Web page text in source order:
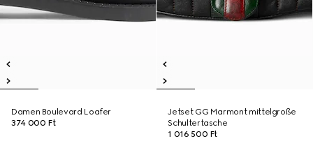
Damen Boulevard Loafer
374 000 Ft
Jetset GG Marmont mittelgroße
Schultertasche
1 016 500 Ft